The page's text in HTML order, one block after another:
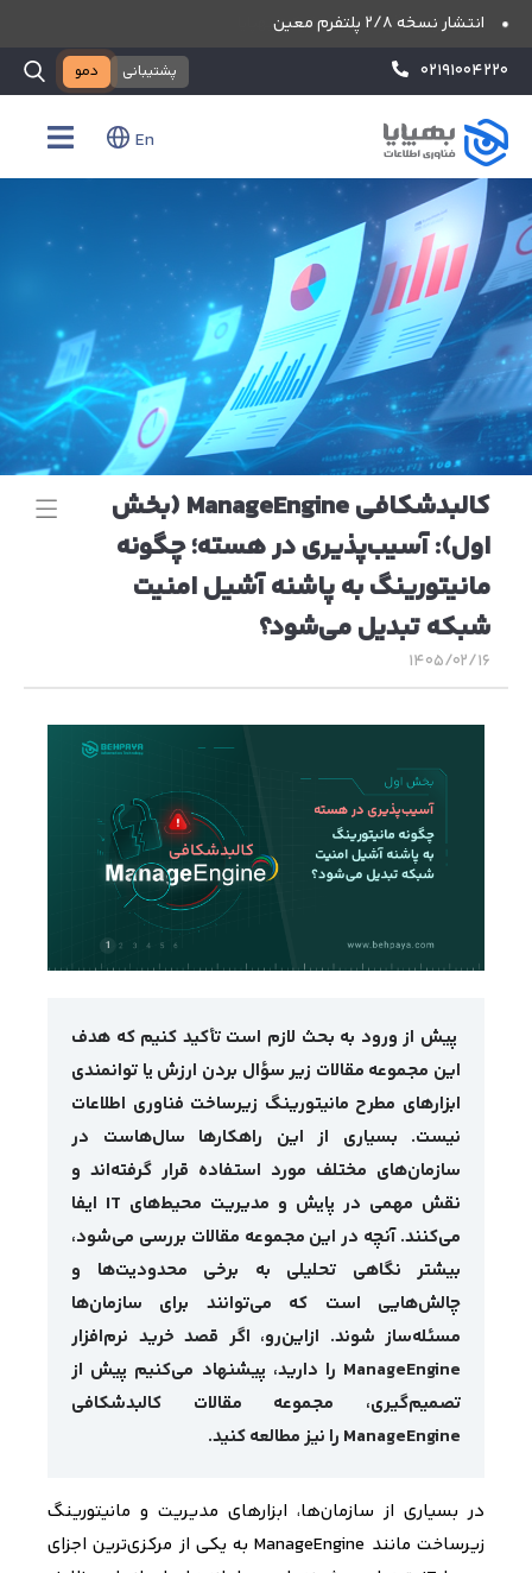
انتشار نسخه ۲/۸ پلتفرم معین
پنجمین سالگرد تاسیس شرکت بهپایا
۰۲۱۹۱۰۰۴۲۲۰
پشتیبانی دمو
En
کالبدشکافی ManageEngine (بخش
اول): آسیب‌پذیری در هسته؛ چگونه
مانیتورینگ به پاشنه آشیل امنیت
شبکه تبدیل می‌شود؟
۱۴۰۵/۰۲/۱۶
پیش از ورود به بحث لازم است تأکید کنیم که هدف
این مجموعه مقالات زیر سؤال بردن ارزش یا توانمندی
ابزارهای مطرح مانیتورینگ زیرساخت فناوری اطلاعات
نیست. بسیاری از این راهکارها سال‌هاست در
سازمان‌های مختلف مورد استفاده قرار گرفته‌اند و
نقش مهمی در پایش و مدیریت محیط‌های IT ایفا
می‌کنند. آنچه در این مجموعه مقالات بررسی می‌شود،
بیشتر نگاهی تحلیلی به برخی محدودیت‌ها و
چالش‌هایی است که می‌توانند برای سازمان‌ها
مسئله‌ساز شوند. ازاین‌رو، اگر قصد خرید نرم‌افزار
ManageEngine را دارید، پیشنهاد می‌کنیم پیش از
تصمیم‌گیری، مجموعه مقالات کالبدشکافی
ManageEngine را نیز مطالعه کنید.
در بسیاری از سازمان‌ها، ابزارهای مدیریت و مانیتورینگ
زیرساخت مانند ManageEngine به یکی از مرکزی‌ترین اجزای